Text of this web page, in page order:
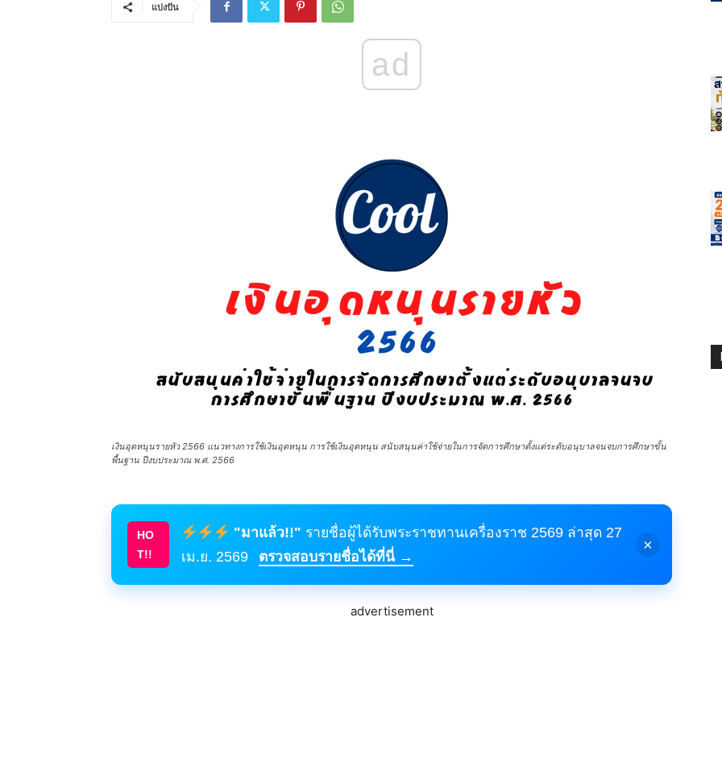
แบ่งปัน
ad
เงินอุดหนุนรายหัว 2566 แนวทางการใช้เงินอุดหนุน การใช้เงินอุดหนุน สนับสนุนค่าใช้จ่ายในการจัดการศึกษาตั้งแต่ระดับอนุบาลจนจบการศึกษาขั้น
พื้นฐาน ปีงบประมาณ พ.ศ. 2566
HO
T!!
"มาแล้ว!!" รายชื่อผู้ได้รับพระราชทานเครื่องราช 2569 ล่าสุด 27
เม.ย. 2569
ตรวจสอบรายชื่อได้ที่นี่ →
×
advertisement